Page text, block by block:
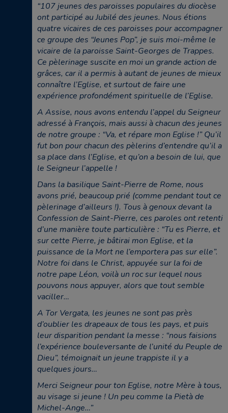
“107 jeunes des paroisses populaires du diocèse
ont participé au Jubilé des jeunes. Nous étions
quatre vicaires de ces paroisses pour accompagner
ce groupe des “Jeunes Pop”, je suis moi-même le
vicaire de la paroisse Saint-Georges de Trappes.
Ce pèlerinage suscite en moi un grande action de
grâces, car il a permis à autant de jeunes de mieux
connaître l’Eglise, et surtout de faire une
expérience profondément spirituelle de l’Eglise.
A Assise, nous avons entendu l’appel du Seigneur
adressé à François, mais aussi à chacun des jeunes
de notre groupe : “Va, et répare mon Eglise !” Qu’il
fut bon pour chacun des pèlerins d’entendre qu’il a
sa place dans l’Eglise, et qu’on a besoin de lui, que
le Seigneur l’appelle !
Dans la basilique Saint-Pierre de Rome, nous
avons prié, beaucoup prié (comme pendant tout ce
pèlerinage d’ailleurs !). Tous à genoux devant la
Confession de Saint-Pierre, ces paroles ont retenti
d’une manière toute particulière : “Tu es Pierre, et
sur cette Pierre, je bâtirai mon Eglise, et la
puissance de la Mort ne l’emportera pas sur elle”.
Notre foi dans le Christ, appuyée sur la foi de
notre pape Léon, voilà un roc sur lequel nous
pouvons nous appuyer, alors que tout semble
vaciller…
A Tor Vergata, les jeunes ne sont pas près
d’oublier les drapeaux de tous les pays, et puis
leur disparition pendant la messe : “nous faisions
l’expérience bouleversante de l’unité du Peuple de
Dieu”, témoignait un jeune trappiste il y a
quelques jours…
Merci Seigneur pour ton Eglise, notre Mère à tous,
au visage si jeune ! Un peu comme la Pietà de
Michel-Ange…”